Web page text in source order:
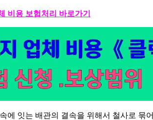
비용 보험처리 바로가기
에 잇는 배관의 결속을 위해서 철사로 묶